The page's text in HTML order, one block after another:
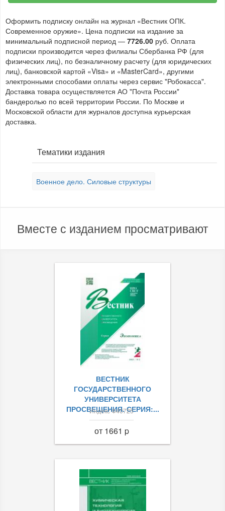
Оформить подписку онлайн на журнал «Вестник ОПК.
Современное оружие». Цена подписки на издание за
минимальный подписной период — 7726.00 руб. Оплата
подписки производится через филиалы Сбербанка РФ (для
физических лиц), по безналичному расчету (для юридических
лиц), банковской картой «Visa» и «MasterCard», другими
электронными способами оплаты через сервис "Робокасса".
Доставка товара осуществляется АО "Почта России"
бандеролью по всей территории России. По Москве и
Московской области для журналов доступна курьерская
доставка.
Тематики издания
Военное дело. Силовые структуры
Вместе с изданием просматривают
ВЕСТНИК
ГОСУДАРСТВЕННОГО
УНИВЕРСИТЕТА
ПРОСВЕЩЕНИЯ. СЕРИЯ:...
Индекс Ф40725
от 1661 p